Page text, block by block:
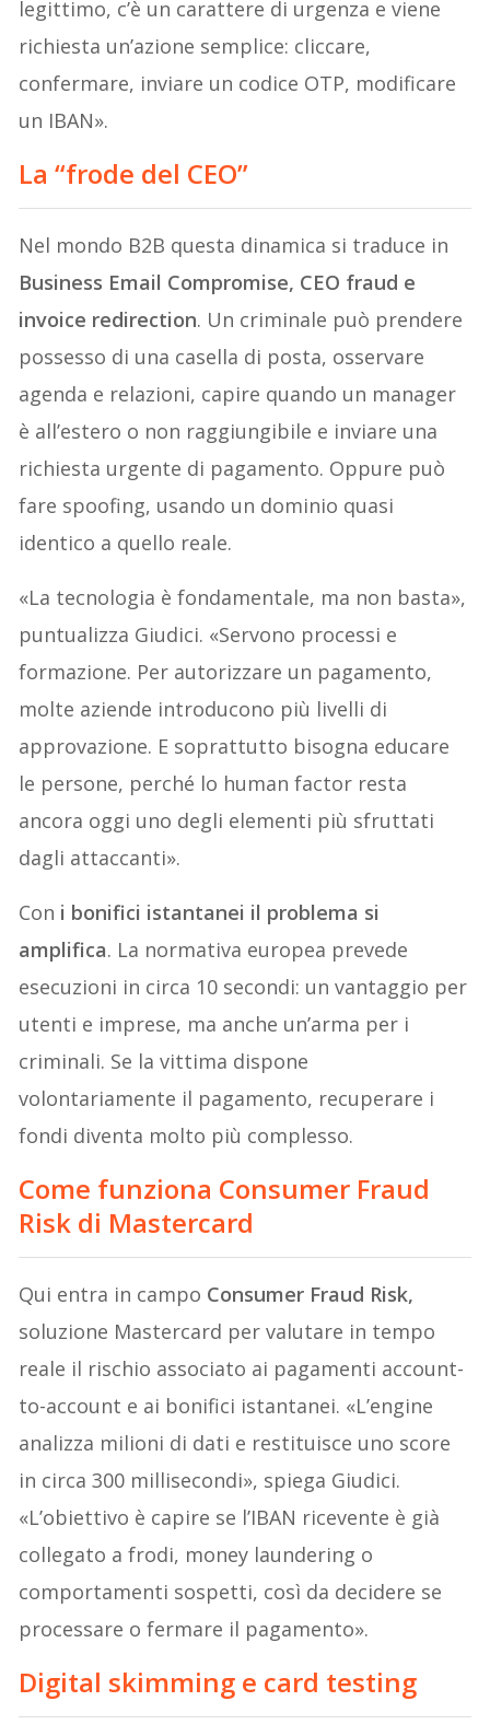
legittimo, c’è un carattere di urgenza e viene
richiesta un’azione semplice: cliccare,
confermare, inviare un codice OTP, modificare
un IBAN».
La “frode del CEO”
Nel mondo B2B questa dinamica si traduce in
Business Email Compromise, CEO fraud e
invoice redirection. Un criminale può prendere
possesso di una casella di posta, osservare
agenda e relazioni, capire quando un manager
è all’estero o non raggiungibile e inviare una
richiesta urgente di pagamento. Oppure può
fare spoofing, usando un dominio quasi
identico a quello reale.
«La tecnologia è fondamentale, ma non basta»,
puntualizza Giudici. «Servono processi e
formazione. Per autorizzare un pagamento,
molte aziende introducono più livelli di
approvazione. E soprattutto bisogna educare
le persone, perché lo human factor resta
ancora oggi uno degli elementi più sfruttati
dagli attaccanti».
Con i bonifici istantanei il problema si
amplifica. La normativa europea prevede
esecuzioni in circa 10 secondi: un vantaggio per
utenti e imprese, ma anche un’arma per i
criminali. Se la vittima dispone
volontariamente il pagamento, recuperare i
fondi diventa molto più complesso.
Come funziona Consumer Fraud
Risk di Mastercard
Qui entra in campo Consumer Fraud Risk,
soluzione Mastercard per valutare in tempo
reale il rischio associato ai pagamenti account-
to-account e ai bonifici istantanei. «L’engine
analizza milioni di dati e restituisce uno score
in circa 300 millisecondi», spiega Giudici.
«L’obiettivo è capire se l’IBAN ricevente è già
collegato a frodi, money laundering o
comportamenti sospetti, così da decidere se
processare o fermare il pagamento».
Digital skimming e card testing